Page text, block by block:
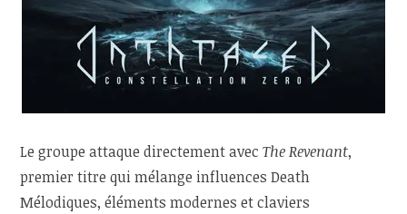
Le groupe attaque directement avecThe Revenant,
premier titre qui mélange influences Death
Mélodiques, éléments modernes et claviers